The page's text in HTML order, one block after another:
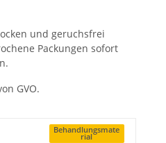
und geruchsfrei
Packungen sofort
GVO.
Behandlungsmate
rial